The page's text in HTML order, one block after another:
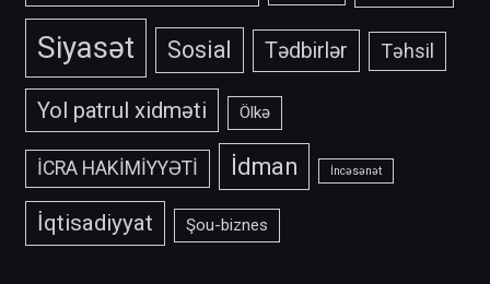
Siyasət Sosial Tədbirlər Təhsil
Yol patrul xidməti Ölkə
İCRA HAKİMİYYƏTİ İdman İncəsənət
İqtisadiyyat Şou-biznes